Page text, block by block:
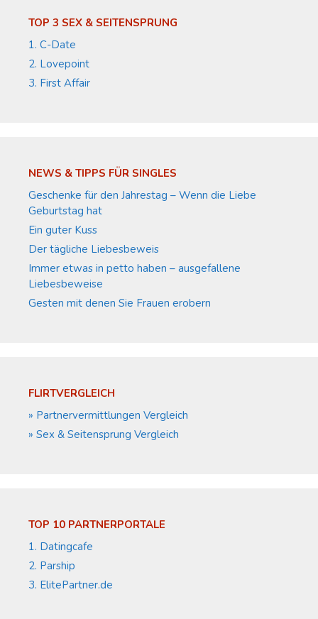
TOP 3 SEX & SEITENSPRUNG
1. C-Date
2. Lovepoint
3. First Affair
NEWS & TIPPS FÜR SINGLES
Geschenke für den Jahrestag – Wenn die Liebe
Geburtstag hat
Ein guter Kuss
Der tägliche Liebesbeweis
Immer etwas in petto haben – ausgefallene
Liebesbeweise
Gesten mit denen Sie Frauen erobern
FLIRTVERGLEICH
» Partnervermittlungen Vergleich
» Sex & Seitensprung Vergleich
TOP 10 PARTNERPORTALE
1. Datingcafe
2. Parship
3. ElitePartner.de